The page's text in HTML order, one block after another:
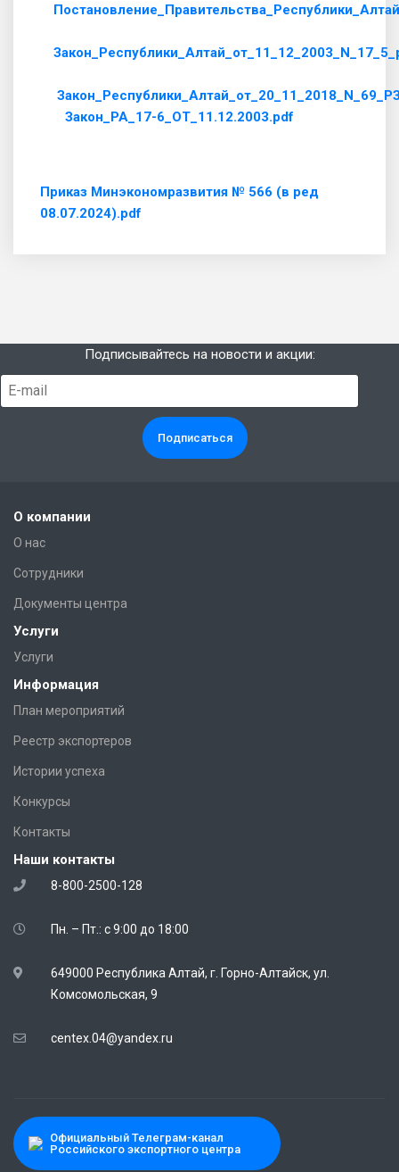
Закон_РА_17-6_ОТ_11.12.2003.pdf
Приказ Минэкономразвития № 566 (в ред
08.07.2024).pdf
Подписывайтесь на новости и акции:
О компании
О нас
Сотрудники
Документы центра
Услуги
Услуги
Информация
План мероприятий
Реестр экспортеров
Истории успеха
Конкурсы
Контакты
Наши контакты
8-800-2500-128
Пн. – Пт.: с 9:00 до 18:00
649000 Республика Алтай, г. Горно-Алтайск, ул.
Комсомольская, 9
centex.04@yandex.ru
Официальный Телеграм-канал
Российского экспортного центра